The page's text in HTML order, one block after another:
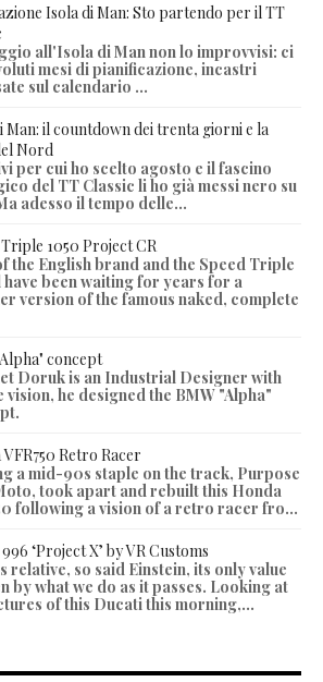
Isola di Man: Sto partendo per il TT
all'Isola di Man non lo improvvisi: ci
mesi di pianificazione, incastri
sul calendario ...
Man: il countdown dei trenta giorni e la
Nord
per cui ho scelto agosto e il fascino
del TT Classic li ho già messi nero su
adesso il tempo delle...
1050 Project CR
the English brand and the Speed Triple
have been waiting for years for a
version of the famous naked, complete
concept
Doruk is an Industrial Designer with
vision, he designed the BMW "Alpha"
Retro Racer
a mid-90s staple on the track, Purpose
took apart and rebuilt this Honda
following a vision of a retro racer fro...
‘Project X’ by VR Customs
relative, so said Einstein, its only value
by what we do as it passes. Looking at
of this Ducati this morning,...